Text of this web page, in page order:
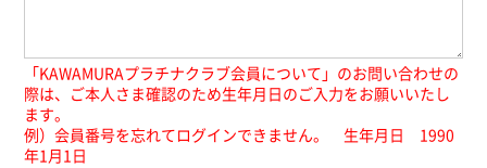
「KAWAMURAプラチナクラブ会員について」のお問い合わせの
際は、ご本人さま確認のため生年月日のご入力をお願いいたし
ます。
例）会員番号を忘れてログインできません。 生年月日 1990
年1月1日